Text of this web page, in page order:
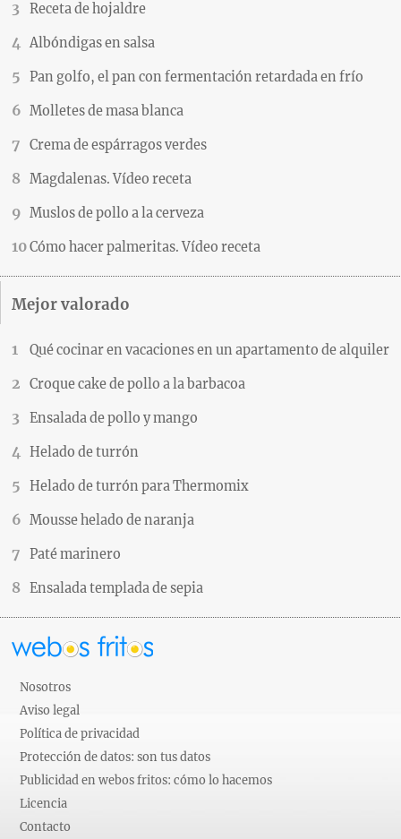
Receta de hojaldre
Albóndigas en salsa
Pan golfo, el pan con fermentación retardada en frío
Molletes de masa blanca
Crema de espárragos verdes
Magdalenas. Vídeo receta
Muslos de pollo a la cerveza
Cómo hacer palmeritas. Vídeo receta
Mejor valorado
Qué cocinar en vacaciones en un apartamento de alquiler
Croque cake de pollo a la barbacoa
Ensalada de pollo y mango
Helado de turrón
Helado de turrón para Thermomix
Mousse helado de naranja
Paté marinero
Ensalada templada de sepia
Nosotros
Aviso legal
Política de privacidad
Protección de datos: son tus datos
Publicidad en webos fritos: cómo lo hacemos
Licencia
Contacto